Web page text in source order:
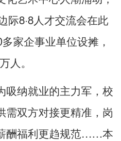
际8·8人才交流会在此
家企事业单位设摊，
人。
纳就业的主力军，校
需双方对接更精准，岗
酬福利更趋规范……本